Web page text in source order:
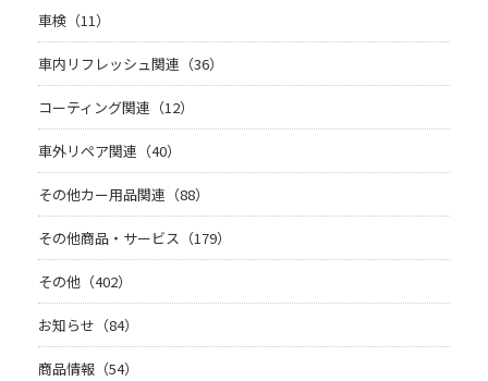
車検（11）
車内リフレッシュ関連（36）
コーティング関連（12）
車外リペア関連（40）
その他カー用品関連（88）
その他商品・サービス（179）
その他（402）
お知らせ（84）
商品情報（54）